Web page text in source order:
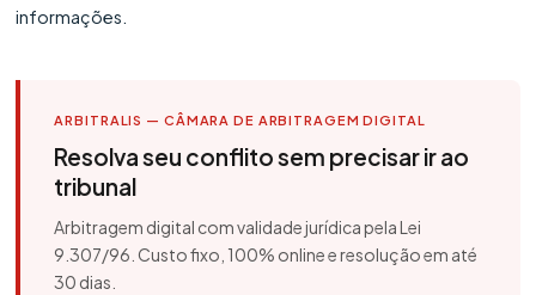
informações.
ARBITRALIS — CÂMARA DE ARBITRAGEM DIGITAL
Resolva seu conflito sem precisar ir ao
tribunal
Arbitragem digital com validade jurídica pela Lei
9.307/96. Custo fixo, 100% online e resolução em até
30 dias.